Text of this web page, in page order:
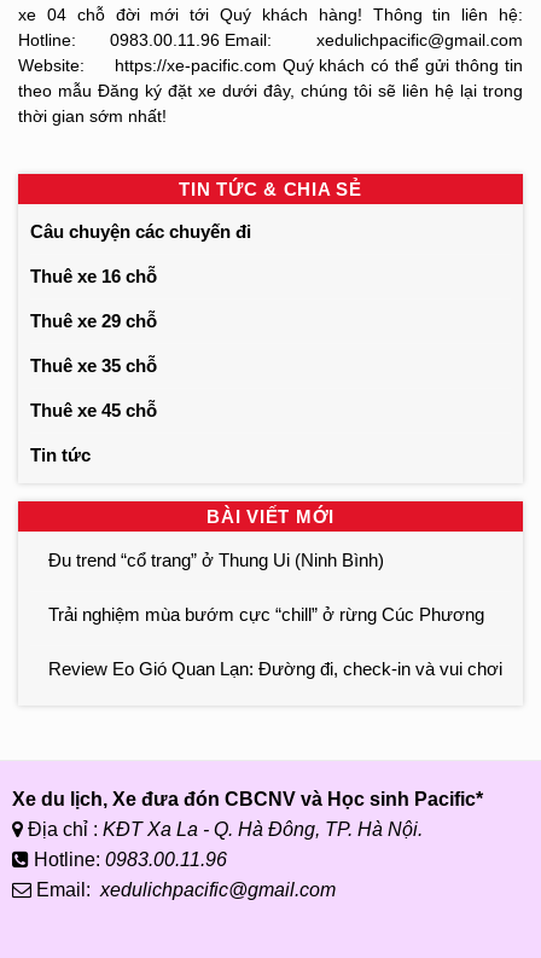
xe 04 chỗ đời mới tới Quý khách hàng! Thông tin liên hệ:
Hotline: 0983.00.11.96 Email: xedulichpacific@gmail.com
Website: https://xe-pacific.com Quý khách có thể gửi thông tin
theo mẫu Đăng ký đặt xe dưới đây, chúng tôi sẽ liên hệ lại trong
thời gian sớm nhất!
TIN TỨC & CHIA SẺ
Câu chuyện các chuyến đi
Thuê xe 16 chỗ
Thuê xe 29 chỗ
Thuê xe 35 chỗ
Thuê xe 45 chỗ
Tin tức
BÀI VIẾT MỚI
Đu trend “cổ trang” ở Thung Ui (Ninh Bình)
Trải nghiệm mùa bướm cực “chill” ở rừng Cúc Phương
Review Eo Gió Quan Lạn: Đường đi, check-in và vui chơi
Xe du lịch, Xe đưa đón CBCNV và Học sinh Pacific*
Địa chỉ : KĐT Xa La - Q. Hà Đông, TP. Hà Nội.
Hotline: 0983.00.11.96
Email: xedulichpacific@gmail.com